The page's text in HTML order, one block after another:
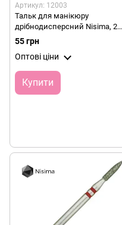
Артикул: 12003
Тальк для манікюру
дрібнодисперсний Nisima, 25
г
55 грн
Оптові ціни
Купити